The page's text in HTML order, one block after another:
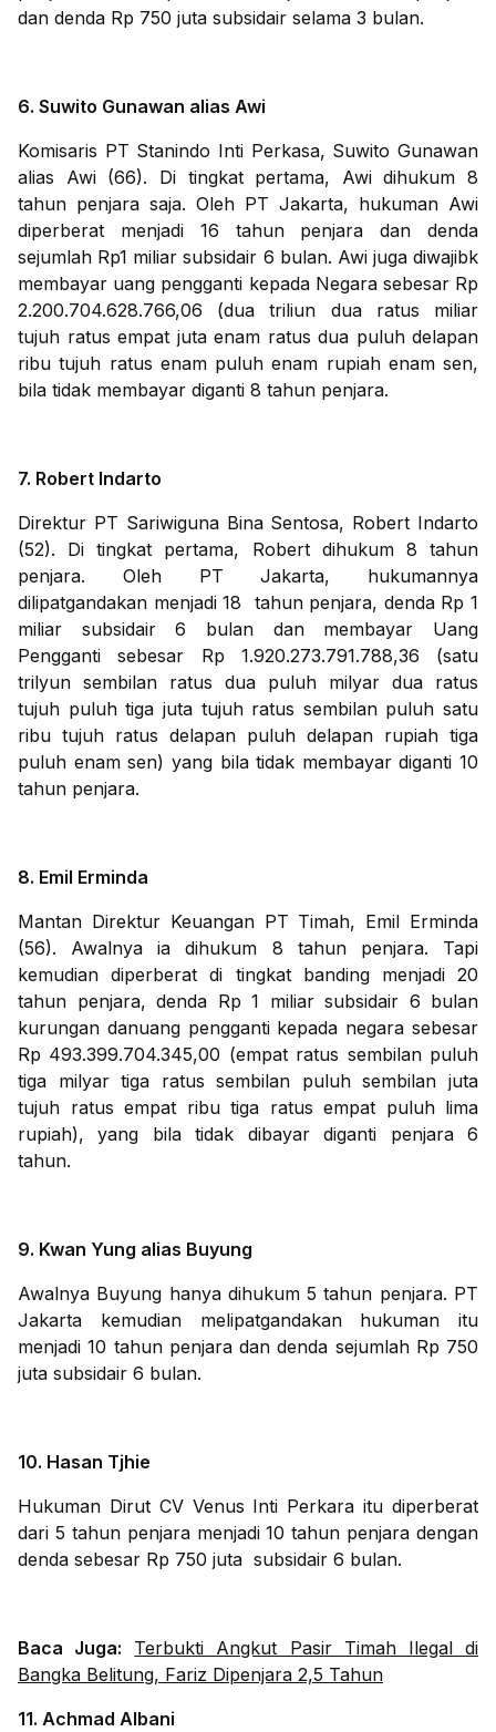
dan denda Rp 750 juta subsidair selama 3 bulan.
6. Suwito Gunawan alias Awi
Komisaris PT Stanindo Inti Perkasa, Suwito Gunawan
alias Awi (66). Di tingkat pertama, Awi dihukum 8
tahun penjara saja. Oleh PT Jakarta, hukuman Awi
diperberat menjadi 16 tahun penjara dan denda
sejumlah Rp1 miliar subsidair 6 bulan. Awi juga diwajibk
membayar uang pengganti kepada Negara sebesar Rp
2.200.704.628.766,06 (dua triliun dua ratus miliar
tujuh ratus empat juta enam ratus dua puluh delapan
ribu tujuh ratus enam puluh enam rupiah enam sen,
bila tidak membayar diganti 8 tahun penjara.
7. Robert Indarto
Direktur PT Sariwiguna Bina Sentosa, Robert Indarto
(52). Di tingkat pertama, Robert dihukum 8 tahun
penjara. Oleh PT Jakarta, hukumannya
dilipatgandakan menjadi 18 tahun penjara, denda Rp 1
miliar subsidair 6 bulan dan membayar Uang
Pengganti sebesar Rp 1.920.273.791.788,36 (satu
trilyun sembilan ratus dua puluh milyar dua ratus
tujuh puluh tiga juta tujuh ratus sembilan puluh satu
ribu tujuh ratus delapan puluh delapan rupiah tiga
puluh enam sen) yang bila tidak membayar diganti 10
tahun penjara.
8. Emil Erminda
Mantan Direktur Keuangan PT Timah, Emil Erminda
(56). Awalnya ia dihukum 8 tahun penjara. Tapi
kemudian diperberat di tingkat banding menjadi 20
tahun penjara, denda Rp 1 miliar subsidair 6 bulan
kurungan danuang pengganti kepada negara sebesar
Rp 493.399.704.345,00 (empat ratus sembilan puluh
tiga milyar tiga ratus sembilan puluh sembilan juta
tujuh ratus empat ribu tiga ratus empat puluh lima
rupiah), yang bila tidak dibayar diganti penjara 6
tahun.
9. Kwan Yung alias Buyung
Awalnya Buyung hanya dihukum 5 tahun penjara. PT
Jakarta kemudian melipatgandakan hukuman itu
menjadi 10 tahun penjara dan denda sejumlah Rp 750
juta subsidair 6 bulan.
10. Hasan Tjhie
Hukuman Dirut CV Venus Inti Perkara itu diperberat
dari 5 tahun penjara menjadi 10 tahun penjara dengan
denda sebesar Rp 750 juta subsidair 6 bulan.
Baca Juga:
Terbukti Angkut Pasir Timah Ilegal di
Bangka Belitung, Fariz Dipenjara 2,5 Tahun
11. Achmad Albani